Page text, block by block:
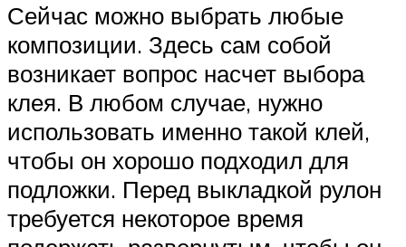
Сейчас можно выбрать любые
композиции. Здесь сам собой
возникает вопрос насчет выбора
клея. В любом случае, нужно
использовать именно такой клей,
чтобы он хорошо подходил для
подложки. Перед выкладкой рулон
требуется некоторое время